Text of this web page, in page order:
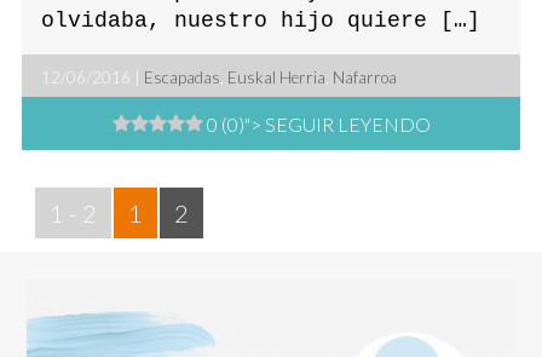
olvidaba, nuestro hijo quiere […]
12/06/2016 | Escapadas Euskal Herria Nafarroa
0 (0)"> SEGUIR LEYENDO
1 - 2 1 2